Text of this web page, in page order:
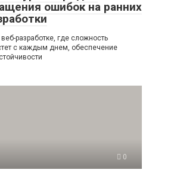
ошибок на ранних
разработке, где сложность
с каждым днем, обеспечение
0